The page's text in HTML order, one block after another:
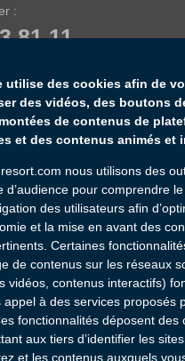
:
81 11
à notre newsletter :
de nos offres et actualités
internet et RGPD
utilise des cookies afin de
des vidéos, des boutons
de contenus de
et des contenus animés et
nous utilisons des
d’audience pour comprendre
des utilisateurs afin
et la mise en avant des
Certaines
de contenus sur les réseaux
vidéos, contenus interactifs)
appel à des services proposés
fonctionnalités déposent des
aux tiers d’identifier les
et les contenus auxquels